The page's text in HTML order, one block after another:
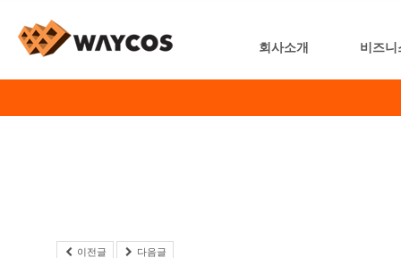
회사소개 비즈니
이전글 다음글